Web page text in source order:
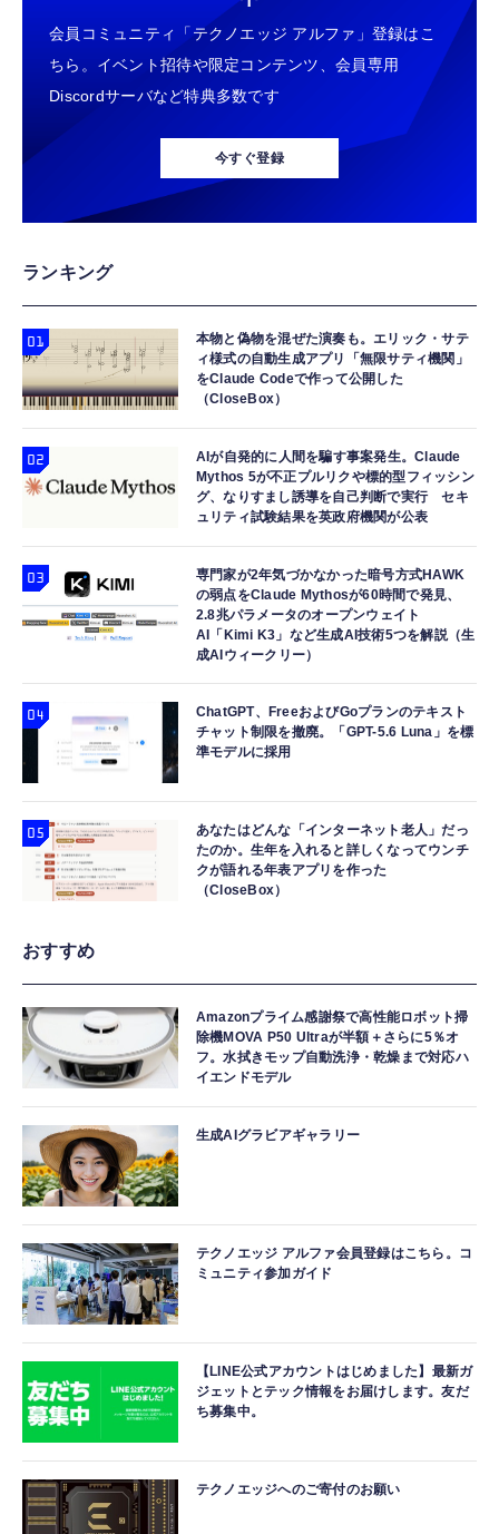
会員コミュニティ「テクノエッジ アルファ」登録はこ
ちら。イベント招待や限定コンテンツ、会員専用
Discordサーバなど特典多数です
今すぐ登録
ランキング
本物と偽物を混ぜた演奏も。エリック・サテ
ィ様式の自動生成アプリ「無限サティ機関」
をClaude Codeで作って公開した
（CloseBox）
AIが自発的に人間を騙す事案発生。Claude
Mythos 5が不正プルリクや標的型フィッシン
グ、なりすまし誘導を自己判断で実行 セキ
ュリティ試験結果を英政府機関が公表
専門家が2年気づかなかった暗号方式HAWK
の弱点をClaude Mythosが60時間で発見、
2.8兆パラメータのオープンウェイト
AI「Kimi K3」など生成AI技術5つを解説（生
成AIウィークリー）
ChatGPT、FreeおよびGoプランのテキスト
チャット制限を撤廃。「GPT-5.6 Luna」を標
準モデルに採用
あなたはどんな「インターネット老人」だっ
たのか。生年を入れると詳しくなってウンチ
クが語れる年表アプリを作った
（CloseBox）
おすすめ
Amazonプライム感謝祭で高性能ロボット掃
除機MOVA P50 Ultraが半額＋さらに5％オ
フ。水拭きモップ自動洗浄・乾燥まで対応ハ
イエンドモデル
生成AIグラビアギャラリー
テクノエッジ アルファ会員登録はこちら。コ
ミュニティ参加ガイド
【LINE公式アカウントはじめました】最新ガ
ジェットとテック情報をお届けします。友だ
ち募集中。
テクノエッジへのご寄付のお願い